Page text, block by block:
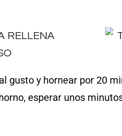
gusto y hornear por 20
esperar unos